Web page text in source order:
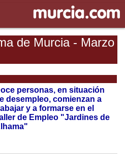
de Murcia - Marzo
personas, en situación
desempleo, comienzan a
y a formarse en el
de Empleo "Jardines de